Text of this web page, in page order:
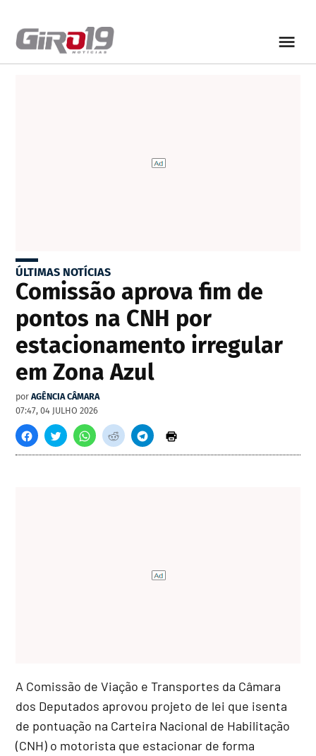
ÚLTIMAS NOTÍCIAS
Comissão aprova fim de
pontos na CNH por
estacionamento irregular
em Zona Azul
por AGÊNCIA CÂMARA
07:47, 04 JULHO 2026
A Comissão de Viação e Transportes da Câmara
dos Deputados aprovou projeto de lei que isenta
de pontuação na Carteira Nacional de Habilitação
(CNH) o motorista que estacionar de forma